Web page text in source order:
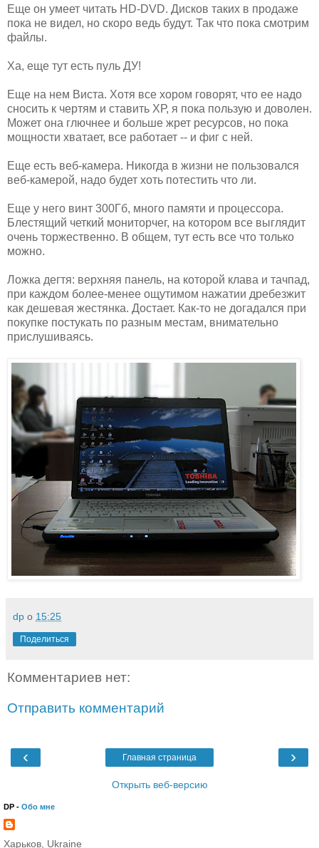
Еще он умеет читать HD-DVD. Дисков таких в продаже
пока не видел, но скоро ведь будут. Так что пока смотрим
файлы.
Ха, еще тут есть пуль ДУ!
Еще на нем Виста. Хотя все хором говорят, что ее надо
сносить к чертям и ставить ХР, я пока пользую и доволен.
Может она глючнее и больше жрет ресурсов, но пока
мощности хватает, все работает -- и фиг с ней.
Еще есть веб-камера. Никогда в жизни не пользовался
веб-камерой, надо будет хоть потестить что ли.
Еще у него винт 300Гб, много памяти и процессора.
Блестящий четкий мониторчег, на котором все выглядит
очень торжественно. В общем, тут есть все что только
можно.
Ложка дегтя: верхняя панель, на которой клава и тачпад,
при каждом более-менее ощутимом нажатии дребезжит
как дешевая жестянка. Достает. Как-то не догадался при
покупке постукать по разным местам, внимательно
прислушиваясь.
dp о 15:25
Поделиться
Комментариев нет:
Отправить комментарий
‹ ›
Главная страница
Открыть веб-версию
DP - Обо мне
Харьков, Ukraine